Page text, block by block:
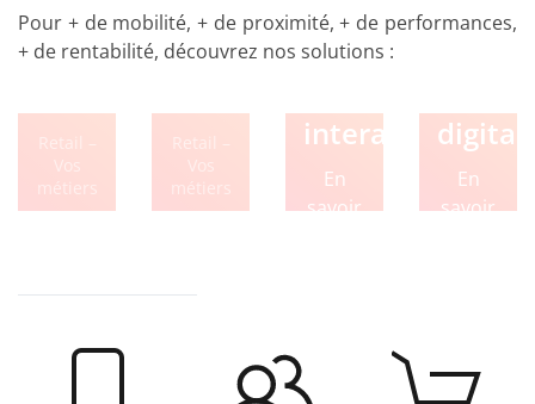
Pour + de mobilité, + de proximité, + de performances,
+ de rentabilité, découvrez nos solutions :
Lockers
métiers
Affichage
métiers
interactives
En
savoir
En
savoir